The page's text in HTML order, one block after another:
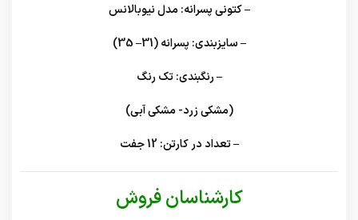
– کتونی پسرانه: مدل نیوبالانس
– سایزبندی: پسرانه (31– 35)
– رنگبندی: تک رنگ
(مشکی زرد- مشکی آبی)
– تعداد در کارتن: 12 جفت
کارشناسان فروش